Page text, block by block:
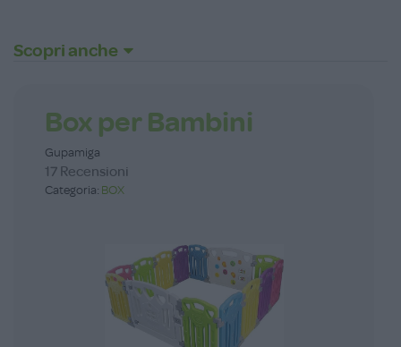
Scopri anche
Box per Bambini
Gupamiga
17 Recensioni
Categoria: BOX